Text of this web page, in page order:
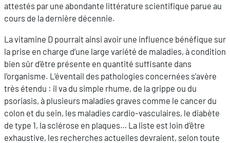
attestés par une abondante littérature scientifique parue au
cours de la dernière décennie.
La vitamine D pourrait ainsi avoir une influence bénéfique sur
la prise en charge d’une large variété de maladies, à condition
bien sûr d’être présente en quantité suffisante dans
l’organisme. L’éventail des pathologies concernées s’avère
très étendu : il va du simple rhume, de la grippe ou du
psoriasis, à plusieurs maladies graves comme le cancer du
colon et du sein, les maladies cardio-vasculaires, le diabète
de type 1, la sclérose en plaques… La liste est loin d’être
exhaustive, les recherches actuelles devraient, selon toute